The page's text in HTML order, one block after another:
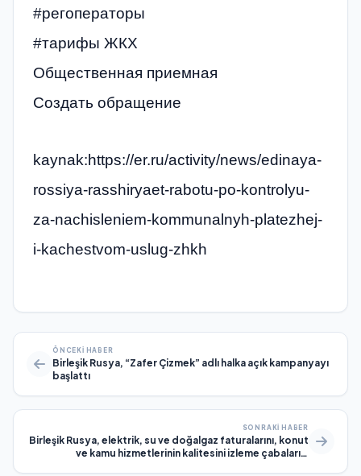
#регоператоры
#тарифы ЖКХ
Общественная приемная
Создать обращение
kaynak:https://er.ru/activity/news/edinaya-
rossiya-rasshiryaet-rabotu-po-kontrolyu-
za-nachisleniem-kommunalnyh-platezhej-
i-kachestvom-uslug-zhkh
ÖNCEKI HABER
Birleşik Rusya, “Zafer Çizmek” adlı halka açık kampanyayı
başlattı
SONRAKI HABER
Birleşik Rusya, elektrik, su ve doğalgaz faturalarını, konut
ve kamu hizmetlerinin kalitesini izleme çabalarını